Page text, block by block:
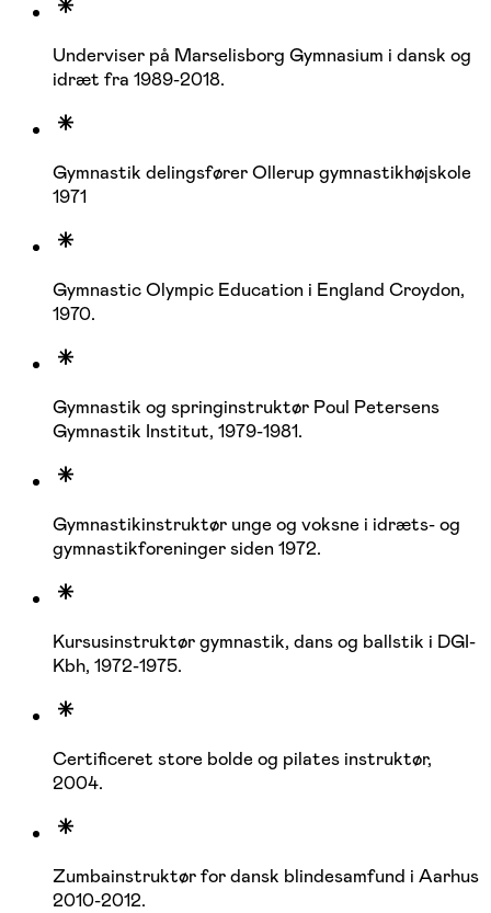
Underviser på Marselisborg Gymnasium i dansk og
idræt fra 1989-2018.
Gymnastik delingsfører Ollerup gymnastikhøjskole
1971
Gymnastic Olympic Education i England Croydon,
1970.
Gymnastik og springinstruktør Poul Petersens
Gymnastik Institut, 1979-1981.
Gymnastikinstruktør unge og voksne i idræts- og
gymnastikforeninger siden 1972.
Kursusinstruktør gymnastik, dans og ballstik i DGI-
Kbh, 1972-1975.
Certificeret store bolde og pilates instruktør,
2004.
Zumbainstruktør for dansk blindesamfund i Aarhus
2010-2012.